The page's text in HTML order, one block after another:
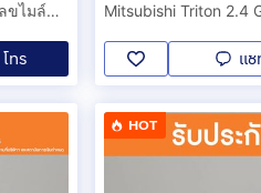
Mitsubishi Triton 2.5GLX Double Cab ปี2013 เกียร์ธรรมดา เลขไมล์แท้ 65,xxx กม. รถไม่มีชนหนัก รถสวยพร้อมใช้งาน
โทร
Mitsubishi Triton 2.4
แช
HOT